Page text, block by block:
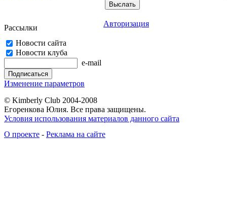
Рассылки
Новости сайта
Новости клуба
e-mail
Изменение параметров
Авторизация
© Kimberly Club 2004-2008
Егоренкова Юлия. Все права защищены.
Условия использования материалов данного сайта
О проекте - Реклама на сайте